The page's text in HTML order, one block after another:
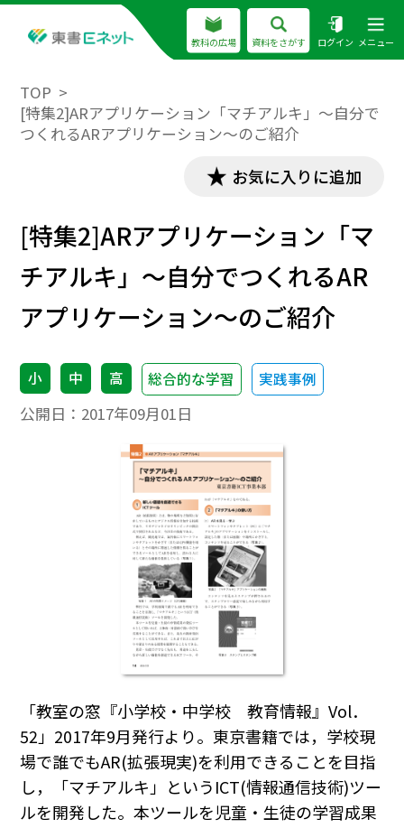
教科の広場 資料をさがす ログイン メニュー
TOP
[特集2]ARアプリケーション「マチアルキ」～自分で
つくれるARアプリケーション～のご紹介
お気に入りに追加
[特集2]ARアプリケーション「マ
チアルキ」～自分でつくれるAR
アプリケーション～のご紹介
小 中 高 総合的な学習 実践事例
公開日： 2017年09月01日
「教室の窓『小学校・中学校 教育情報』Vol．
52」2017年9月発行より。東京書籍では，学校現
場で誰でもAR(拡張現実)を利用できることを目指
し，「マチアルキ」というICT(情報通信技術)ツー
ルを開発した。本ツールを児童・生徒の学習成果